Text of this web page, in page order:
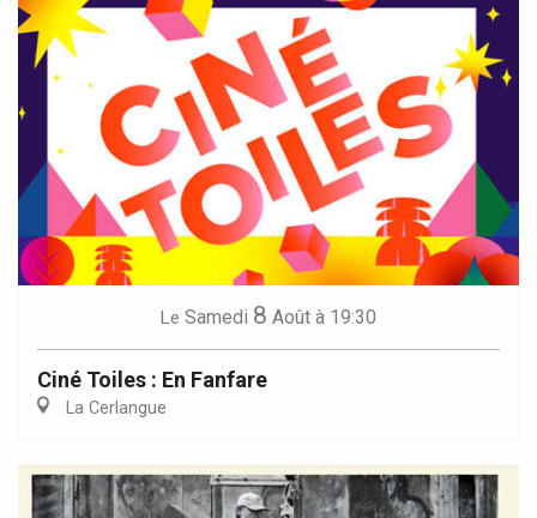
Le Samedi 8 Août à 19:30
Ciné Toiles : En Fanfare
La Cerlangue